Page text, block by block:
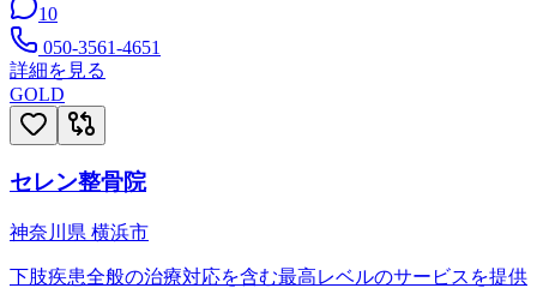
10
050-3561-4651
詳細を見る
GOLD
セレン整骨院
神奈川県 横浜市
下肢疾患全般の治療対応を含む最高レベルのサービスを提供